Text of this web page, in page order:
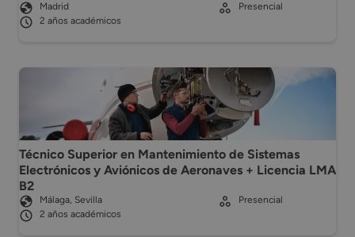
Madrid
2 años académicos
Presencial
Técnico Superior en Mantenimiento de Sistemas
Electrónicos y Aviónicos de Aeronaves + Licencia LMA
B2
Málaga, Sevilla
2 años académicos
Presencial